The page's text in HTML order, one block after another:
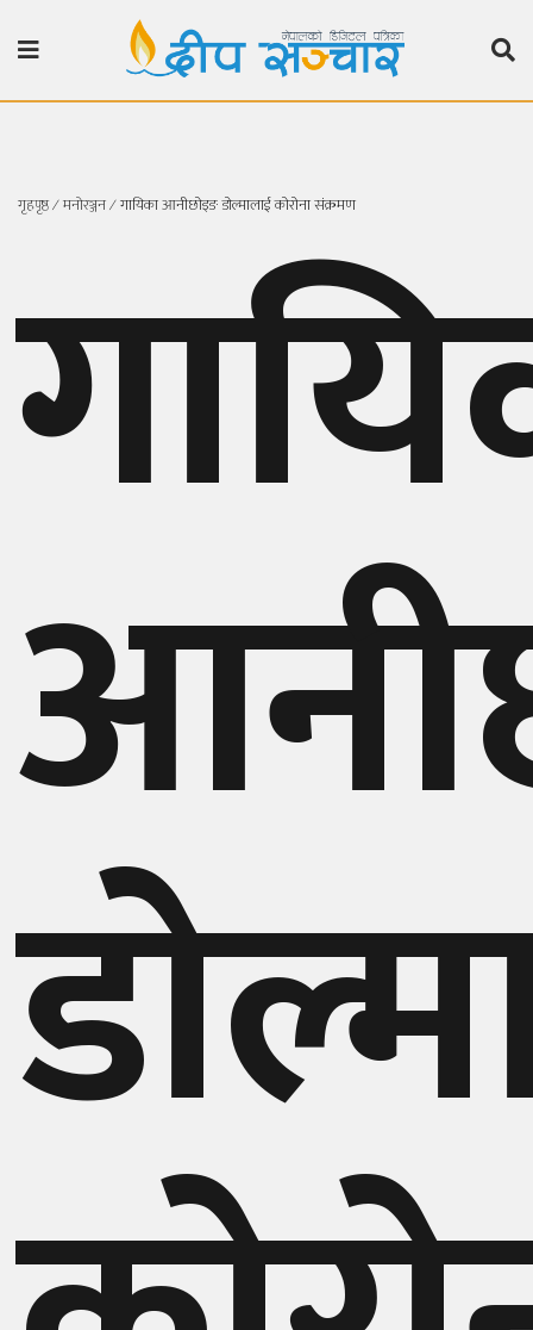
गृहपृष्ठ
प्रदेश
१
प्रदेश
२
प्रदेश
कर्णाली
प्रदेश
मनाेरञ्जन
खेलकुद
कला/
साहित्य
गृहपृष्ठ∕मनाेरञ्जन∕गायिका आनीछोइङ डोल्मालाई कोरोना संक्रमण